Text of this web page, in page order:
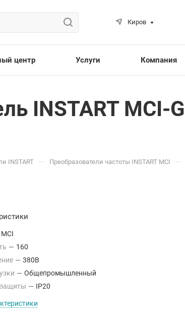
Киров
центр Услуги Компания
INSTART MCI-
INSTART — Преобразователи частоты INSTART MCI —
MCI
— 160
— 380В
— Общепромышленный
защиты — IP20